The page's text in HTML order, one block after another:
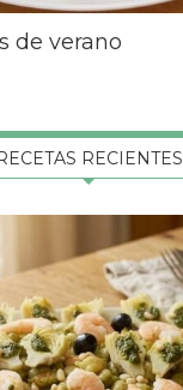
de verano
RECIENTES